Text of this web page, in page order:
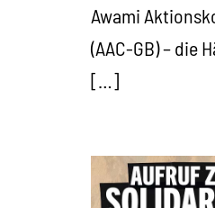
Awami
(AAC-GB) – die
[…]